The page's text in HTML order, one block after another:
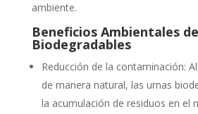
ambiente.
Beneficios Ambientales
Biodegradables
Reducción de la contaminación:
de manera natural, las urnas
la acumulación de residuos en el